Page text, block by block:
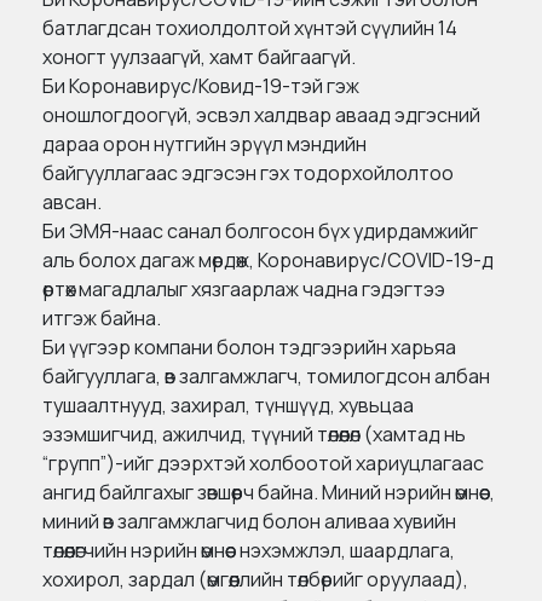
батлагдсан тохиолдолтой хүнтэй сүүлийн 14
хоногт уулзаагүй, хамт байгаагүй.
Би Коронавирус/Ковид-19-тэй гэж
оношлогдоогүй, эсвэл халдвар аваад эдгэсний
дараа орон нутгийн эрүүл мэндийн
байгууллагаас эдгэсэн гэх тодорхойлолтоо
авсан.
Би ЭМЯ-наас санал болгосон бүх удирдамжийг
аль болох дагаж мөрдөж, Коронавирус/COVID-19-д
өртөх магадлалыг хязгаарлаж чадна гэдэгтээ
итгэж байна.
Би үүгээр компани болон тэдгээрийн харьяа
байгууллага, өв залгамжлагч, томилогдсон албан
тушаалтнууд, захирал, түншүүд, хувьцаа
эзэмшигчид, ажилчид, түүний төлөөлөл (хамтад нь
“групп”)-ийг дээрхтэй холбоотой хариуцлагаас
ангид байлгахыг зөвшөөрч байна. Миний нэрийн өмнөөс,
миний өв залгамжлагчид болон аливаа хувийн
төлөөлөгчийн нэрийн өмнөөс нэхэмжлэл, шаардлага,
хохирол, зардал (өмгөөллийн төлбөрийг оруулаад),